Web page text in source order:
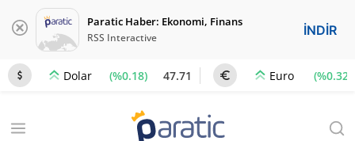
Paratic Haber: Ekonomi, Finans
RSS Interactive İNDİR
Dolar (%0.18) 47.71 Euro (%0.32)